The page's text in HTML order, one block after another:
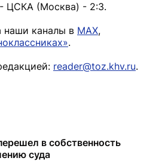
ЦСКА (Москва) - 2:3.
наши каналы в MAX,
.
reader@toz.khv.ru.
в собственность
суда